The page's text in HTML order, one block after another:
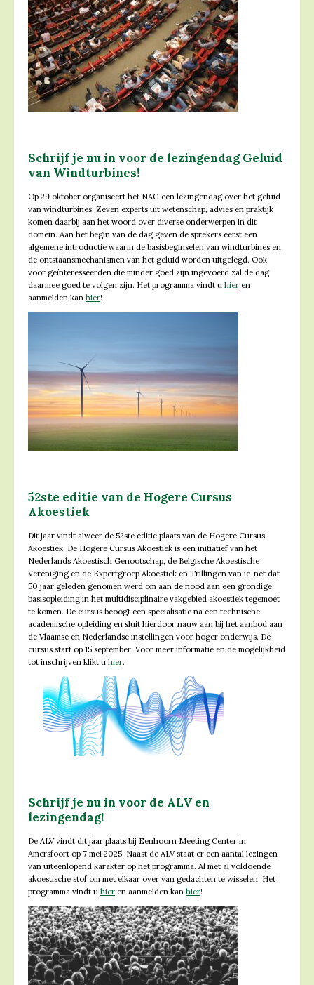
Schrijf je nu in voor de lezingendag Geluid
van Windturbines!
Op 29 oktober organiseert het NAG een lezingendag over het geluid
van windturbines. Zeven experts uit wetenschap, advies en praktijk
komen daarbij aan het woord over diverse onderwerpen in dit
domein. Aan het begin van de dag geven de sprekers eerst een
algemene introductie waarin de basisbeginselen van windturbines en
de ontstaansmechanismen van het geluid worden uitgelegd. Ook
voor geïnteresseerden die minder goed zijn ingevoerd zal de dag
daarmee goed te volgen zijn. Het programma vindt u hier en
aanmelden kan hier!
52ste editie van de Hogere Cursus
Akoestiek
Dit jaar vindt alweer de 52ste editie plaats van de Hogere Cursus
Akoestiek. De Hogere Cursus Akoestiek is een initiatief van het
Nederlands Akoestisch Genootschap, de Belgische Akoestische
Vereniging en de Expertgroep Akoestiek en Trillingen van ie-net dat
50 jaar geleden genomen werd om aan de nood aan een grondige
basisopleiding in het multidisciplinaire vakgebied akoestiek tegemoet
te komen. De cursus beoogt een specialisatie na een technische
academische opleiding en sluit hierdoor nauw aan bij het aanbod aan
de Vlaamse en Nederlandse instellingen voor hoger onderwijs. De
cursus start op 15 september. Voor meer informatie en de mogelijkheid
tot inschrijven klikt u hier.
Schrijf je nu in voor de ALV en
lezingendag!
De ALV vindt dit jaar plaats bij Eenhoorn Meeting Center in
Amersfoort op 7 mei 2025. Naast de ALV staat er een aantal lezingen
van uiteenlopend karakter op het programma. Al met al voldoende
akoestische stof om met elkaar over van gedachten te wisselen. Het
programma vindt u hier en aanmelden kan hier!